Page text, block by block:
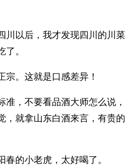
川以后，我才发现四川的川菜
。
宗。这就是口感差异！
准，不要看品酒大师怎么说，
，就拿山东白酒来言，有贵的
的小老虎，太好喝了。